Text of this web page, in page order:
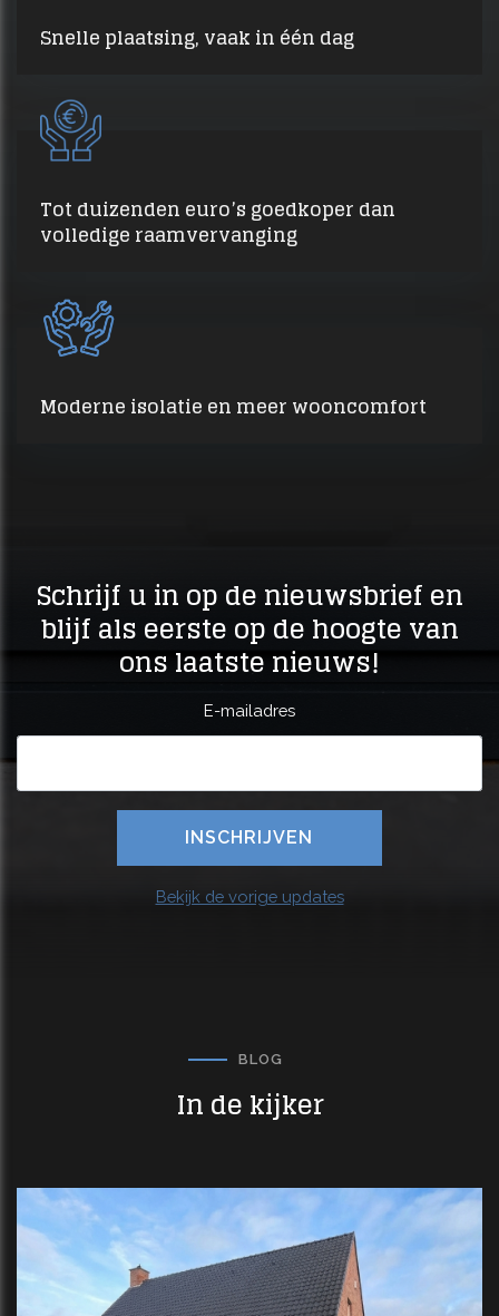
Snelle plaatsing, vaak in één dag
Tot duizenden euro’s goedkoper dan
volledige raamvervanging
Moderne isolatie en meer wooncomfort
Schrijf u in op de nieuwsbrief en
blijf als eerste op de hoogte van
ons laatste nieuws!
E-mailadres
Bekijk de vorige updates
BLOG
In de kijker